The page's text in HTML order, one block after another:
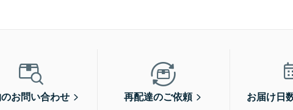
お問い合わせ 再配達のご依頼 お届け日